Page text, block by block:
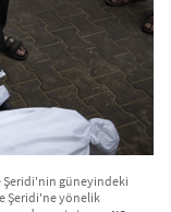
Şeridi'nin güneyindeki
Şeridi'ne yönelik